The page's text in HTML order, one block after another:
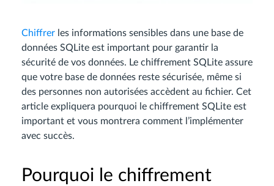
Chiffrer les informations sensibles dans une base de
données SQLite est important pour garantir la
sécurité de vos données. Le chiffrement SQLite assure
que votre base de données reste sécurisée, même si
des personnes non autorisées accèdent au fichier. Cet
article expliquera pourquoi le chiffrement SQLite est
important et vous montrera comment l’implémenter
avec succès.
Pourquoi le chiffrement